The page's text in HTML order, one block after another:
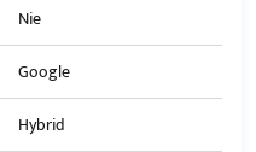
Nie
Google
Hybrid